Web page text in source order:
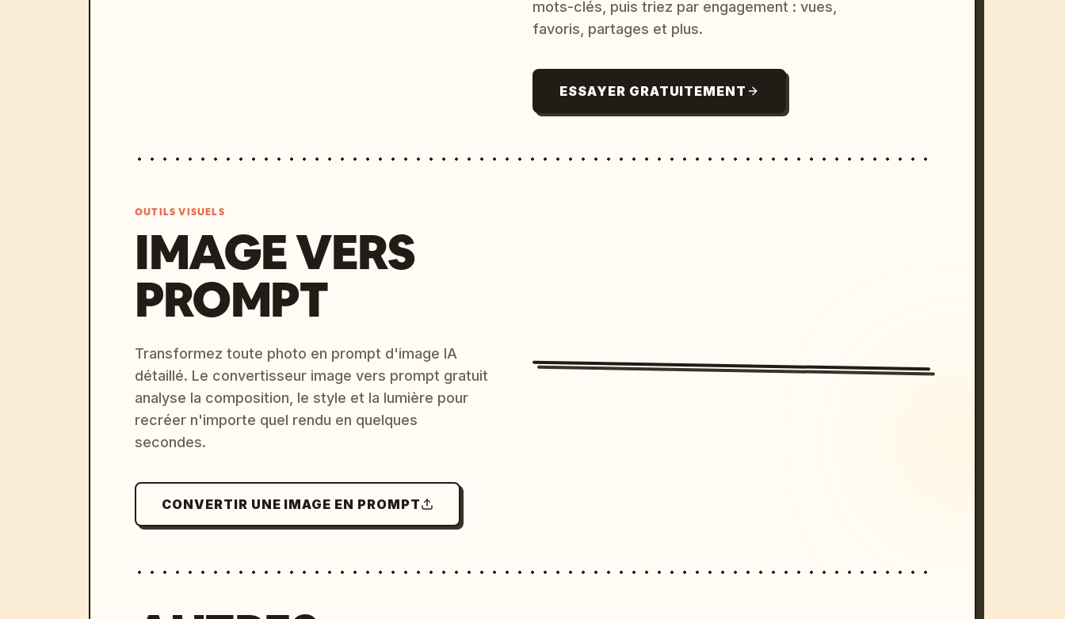
mots-clés, puis triez par engagement : vues,
favoris, partages et plus.
ESSAYER GRATUITEMENT
OUTILS VISUELS
IMAGE VERS
PROMPT
Transformez toute photo en prompt d'image IA
détaillé. Le convertisseur image vers prompt gratuit
analyse la composition, le style et la lumière pour
recréer n'importe quel rendu en quelques
secondes.
CONVERTIR UNE IMAGE EN PROMPT